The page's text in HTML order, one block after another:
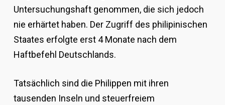
Untersuchungshaft genommen, die sich jedoch
nie erhärtet haben. Der Zugriff des philipinischen
Staates erfolgte erst 4 Monate nach dem
Haftbefehl Deutschlands.
Tatsächlich sind die Philippen mit ihren
tausenden Inseln und steuerfreiem